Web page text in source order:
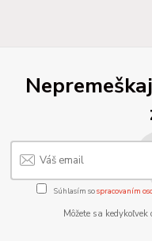
Súhlasím sospracovaním
Môžete sa